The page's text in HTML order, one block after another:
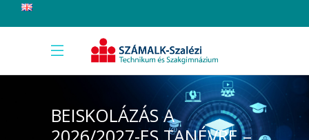
BEISKOLÁZÁS A